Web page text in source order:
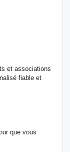
et associations
fiable et
que vous